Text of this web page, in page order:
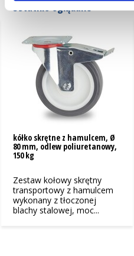
Ostatnio oglądane
kółko skrętne z hamulcem, Ø
80 mm, odlew poliuretanowy,
150 kg
Zestaw kołowy skrętny
transportowy z hamulcem
wykonany z tłoczonej
blachy stalowej, moc...